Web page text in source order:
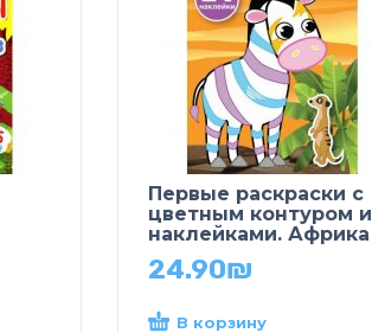
Первые раскраски с
цветным контуром и
наклейками. Африка
24.90₪
В корзину